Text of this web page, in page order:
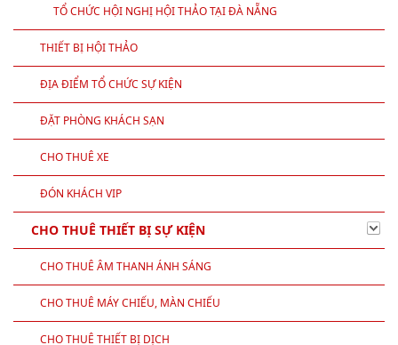
TỔ CHỨC HỘI NGHỊ HỘI THẢO TẠI ĐÀ NẴNG
THIẾT BỊ HỘI THẢO
ĐỊA ĐIỂM TỔ CHỨC SỰ KIỆN
ĐẶT PHÒNG KHÁCH SẠN
CHO THUÊ XE
ĐÓN KHÁCH VIP
CHO THUÊ THIẾT BỊ SỰ KIỆN
CHO THUÊ ÂM THANH ÁNH SÁNG
CHO THUÊ MÁY CHIẾU, MÀN CHIẾU